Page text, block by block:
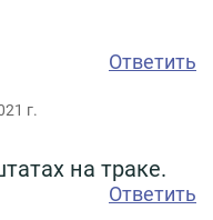
Ответить
г.
на траке.
Ответить